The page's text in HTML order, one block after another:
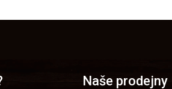
Naše prodejny